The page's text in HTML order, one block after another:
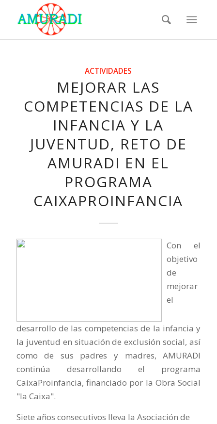
ACTIVIDADES
MEJORAR LAS
COMPETENCIAS DE LA
INFANCIA Y LA
JUVENTUD, RETO DE
AMURADI EN EL
PROGRAMA
CAIXAPROINFANCIA
Con el
objetivo
de
mejorar
el
desarrollo de las competencias de la infancia y
la juventud en situación de exclusión social, así
como de sus padres y madres, AMURADI
continúa desarrollando el programa
CaixaProinfancia, financiado por la Obra Social
"la Caixa".
Siete años consecutivos lleva la Asociación de